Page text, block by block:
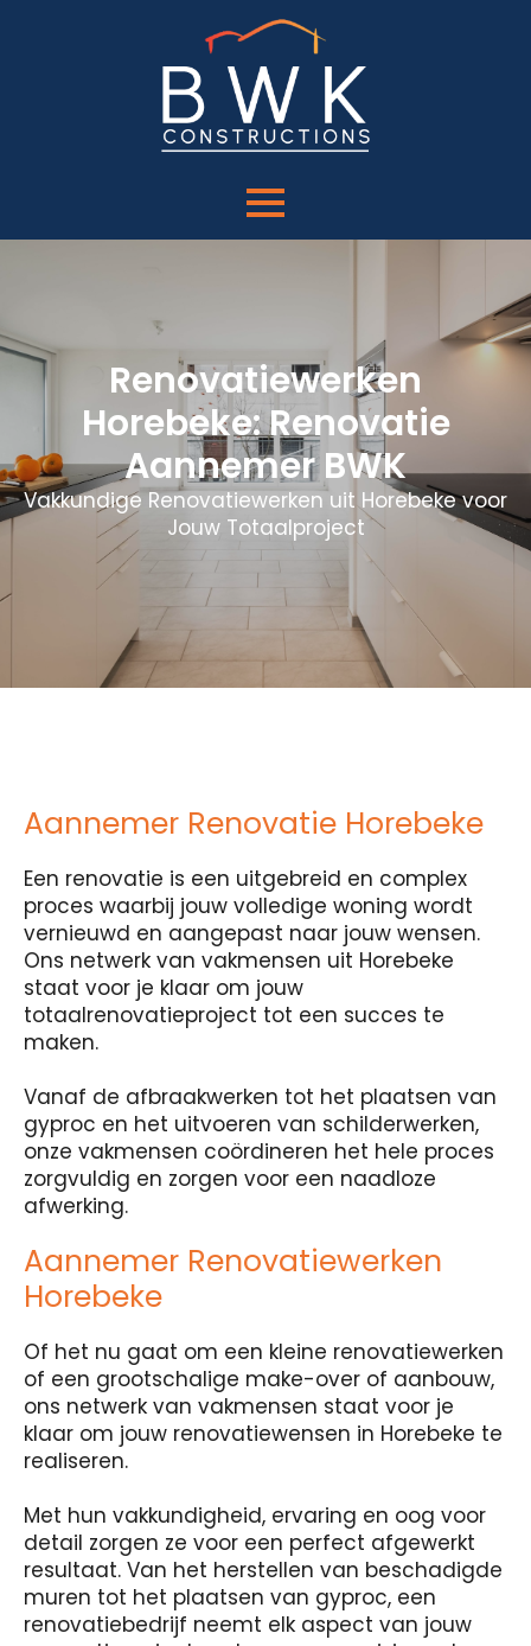
Renovatiewerken
Horebeke: Renovatie
Aannemer BWK
Vakkundige Renovatiewerken uit Horebeke voor
Jouw Totaalproject
Aannemer Renovatie Horebeke
Een renovatie is een uitgebreid en complex
proces waarbij jouw volledige woning wordt
vernieuwd en aangepast naar jouw wensen.
Ons netwerk van vakmensen uit Horebeke
staat voor je klaar om jouw
totaalrenovatieproject tot een succes te
maken.
Vanaf de afbraakwerken tot het plaatsen van
gyproc en het uitvoeren van schilderwerken,
onze vakmensen coördineren het hele proces
zorgvuldig en zorgen voor een naadloze
afwerking.
Aannemer Renovatiewerken
Horebeke
Of het nu gaat om een kleine renovatiewerken
of een grootschalige make-over of aanbouw,
ons netwerk van vakmensen staat voor je
klaar om jouw renovatiewensen in Horebeke te
realiseren.
Met hun vakkundigheid, ervaring en oog voor
detail zorgen ze voor een perfect afgewerkt
resultaat. Van het herstellen van beschadigde
muren tot het plaatsen van gyproc, een
renovatiebedrijf neemt elk aspect van jouw